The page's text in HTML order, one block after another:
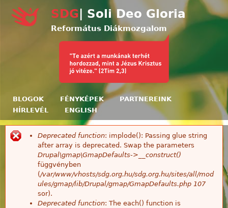
Ugrás a tartalomra
SDG | Soli Deo Gloria
Református Diákmozgalom
BLOGOK FÉNYKÉPEK
PARTNEREINK
HÍRLEVÉL
ENGLISH
Hibaüzenet
Deprecated function: implode(): Passing glue string
after array is deprecated. Swap the parameters
Drupal\gmap\GmapDefaults->__construct()
függvényben
(/var/www/vhosts/sdg.org.hu/sdg.org.hu/sites/all/mod
ules/gmap/lib/Drupal/gmap/GmapDefaults.php 107
sor).
Deprecated function: The each() function is